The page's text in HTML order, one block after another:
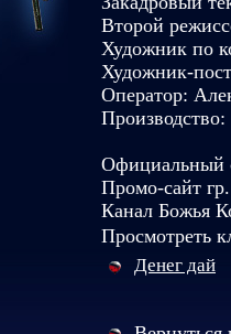
Второй
Художник по
Художник-
Оператор:
Официальный
Промо-сайт
Канал Божья
Просмотреть
Денег дай